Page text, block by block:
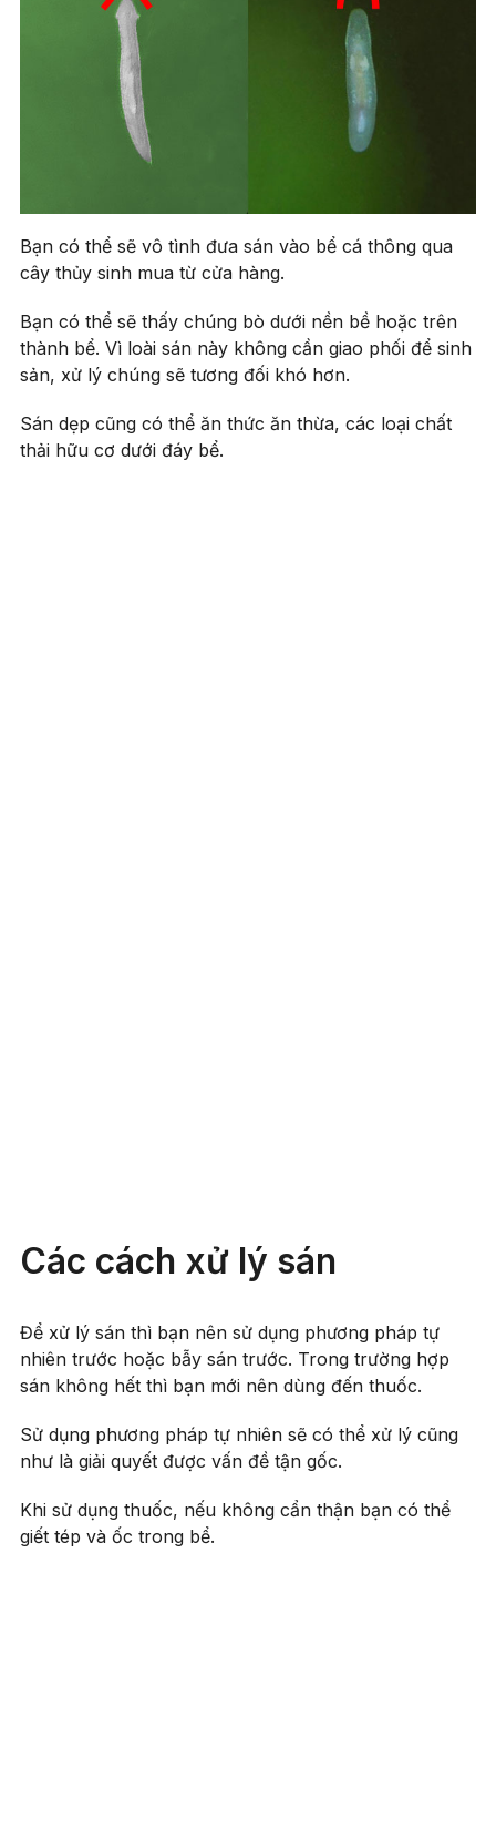
Bạn có thể sẽ vô tình đưa sán vào bể cá thông qua
cây thủy sinh mua từ cửa hàng.
Bạn có thể sẽ thấy chúng bò dưới nền bề hoặc trên
thành bể. Vì loài sán này không cần giao phối để sinh
sản, xử lý chúng sẽ tương đối khó hơn.
Sán dẹp cũng có thể ăn thức ăn thừa, các loại chất
thải hữu cơ dưới đáy bể.
Các cách xử lý sán
Để xử lý sán thì bạn nên sử dụng phương pháp tự
nhiên trước hoặc bẫy sán trước. Trong trường hợp
sán không hết thì bạn mới nên dùng đến thuốc.
Sử dụng phương pháp tự nhiên sẽ có thể xử lý cũng
như là giải quyết được vấn đề tận gốc.
Khi sử dụng thuốc, nếu không cẩn thận bạn có thể
giết tép và ốc trong bể.